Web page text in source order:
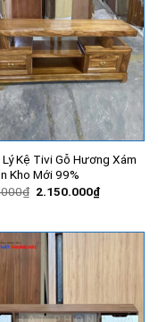
Lý Kệ Tivi Gỗ Hương Xám
Kho Mới 99%
₫ Giá
2.150.000₫Giá
hiện